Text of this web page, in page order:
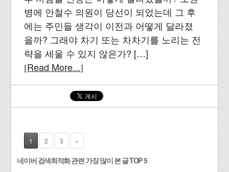
병에 안철수 의원이 당선이 되었는데 그 후
에는 주민들 생각이 이전과 어떻게 달라졌
을까? 그래야 차기 또는 차차기를 노리는 전
략을 세울 수 있지 않은가? […]
[Read More...]
1 2 3 »
네이버 검색최적화 관련 가장 많이 본 글 TOP 5